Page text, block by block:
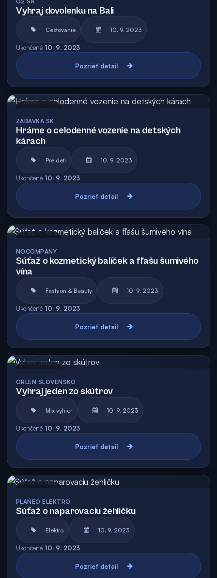
Vyhraj dovolenku na Bali
Cestovanie 10. 9. 2023
Ukončené 10. 9. 2023
Pozrieť detail
ZABAVKA.SK
Hráme o celodenné vozenie na detských
kárach
Pre deti 10. 9. 2023
Ukončené 10. 9. 2023
Pozrieť detail
NOCOMPANY
Súťaž o kozmetický balíček a fľašu šumivého
vína
Fashion & Beauty 10. 9. 2023
Ukončené 10. 9. 2023
Pozrieť detail
ORLEN SLOVENSKO
Vyhraj jeden zo skútrov
Mix výhier 10. 9. 2023
Ukončené 10. 9. 2023
Pozrieť detail
PLANEO ELEKTRO
Súťaž o naparovaciu žehličku
Elektro 10. 9. 2023
Ukončené 10. 9. 2023
Pozrieť detail